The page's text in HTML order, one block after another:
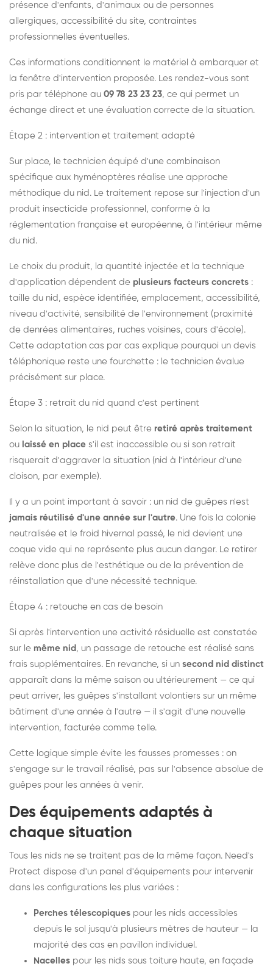
présence d'enfants, d'animaux ou de personnes
allergiques, accessibilité du site, contraintes
professionnelles éventuelles.
Ces informations conditionnent le matériel à embarquer et
la fenêtre d'intervention proposée. Les rendez-vous sont
pris par téléphone au 09 78 23 23 23, ce qui permet un
échange direct et une évaluation correcte de la situation.
Étape 2 : intervention et traitement adapté
Sur place, le technicien équipé d'une combinaison
spécifique aux hyménoptères réalise une approche
méthodique du nid. Le traitement repose sur l'injection d'un
produit insecticide professionnel, conforme à la
réglementation française et européenne, à l'intérieur même
du nid.
Le choix du produit, la quantité injectée et la technique
d'application dépendent de plusieurs facteurs concrets :
taille du nid, espèce identifiée, emplacement, accessibilité,
niveau d'activité, sensibilité de l'environnement (proximité
de denrées alimentaires, ruches voisines, cours d'école).
Cette adaptation cas par cas explique pourquoi un devis
téléphonique reste une fourchette : le technicien évalue
précisément sur place.
Étape 3 : retrait du nid quand c'est pertinent
Selon la situation, le nid peut être retiré après traitement
ou laissé en place s'il est inaccessible ou si son retrait
risquerait d'aggraver la situation (nid à l'intérieur d'une
cloison, par exemple).
Il y a un point important à savoir : un nid de guêpes n'est
jamais réutilisé d'une année sur l'autre. Une fois la colonie
neutralisée et le froid hivernal passé, le nid devient une
coque vide qui ne représente plus aucun danger. Le retirer
relève donc plus de l'esthétique ou de la prévention de
réinstallation que d'une nécessité technique.
Étape 4 : retouche en cas de besoin
Si après l'intervention une activité résiduelle est constatée
sur le même nid , un passage de retouche est réalisé sans
frais supplémentaires. En revanche, si un second nid distinct
apparaît dans la même saison ou ultérieurement — ce qui
peut arriver, les guêpes s'installant volontiers sur un même
bâtiment d'une année à l'autre — il s'agit d'une nouvelle
intervention, facturée comme telle.
Cette logique simple évite les fausses promesses : on
s'engage sur le travail réalisé, pas sur l'absence absolue de
guêpes pour les années à venir.
Des équipements adaptés à
chaque situation
Tous les nids ne se traitent pas de la même façon. Need's
Protect dispose d'un panel d'équipements pour intervenir
dans les configurations les plus variées :
Perches télescopiques pour les nids accessibles
depuis le sol jusqu'à plusieurs mètres de hauteur — la
majorité des cas en pavillon individuel.
Nacelles pour les nids sous toiture haute, en façade